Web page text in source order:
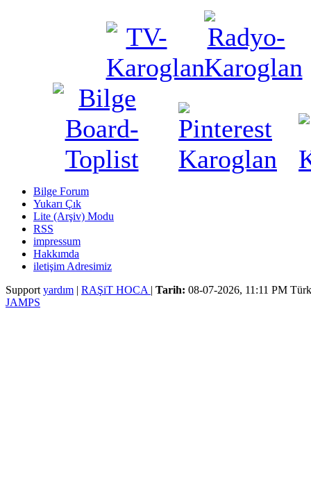
Bilge Forum
Yukarı Çık
Lite (Arşiv) Modu
RSS
impressum
Hakkımda
iletişim Adresimiz
Support yardım | RAŞiT HOCA | Tarih: 08-07-2026, 11:11 PM
JAMPS